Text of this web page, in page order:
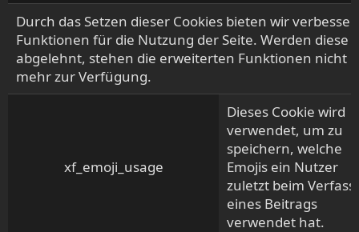
Durch das Setzen dieser Cookies bieten wir
Funktionen für die Nutzung der Seite. Werden diese
abgelehnt, stehen die erweiterten Funktionen nicht
mehr zur Verfügung.
xf_emoji_usage
Dieses Cookie wird
verwendet, um zu
speichern, welche
Emojis ein Nutzer
zuletzt beim
eines Beitrags
verwendet hat.